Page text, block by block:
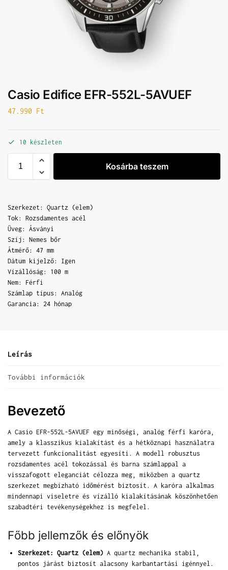
Casio Edifice EFR-552L-5AVUEF
47.990 Ft
10 készleten
Kosárba teszem
Szerkezet: Quartz (elem)
Tok: Rozsdamentes acél
Üveg: Ásványi
Szíj: Nemes bőr
Átmérő: 47 mm
Dátum kijelző: Igen
Vízállóság: 100 m
Nem: Férfi
Számlap típus: Analóg
Garancia: 24 hónap
Leírás
További információk
Bevezető
A Casio EFR-552L-5AVUEF egy minőségi, analóg férfi karóra,
amely a klasszikus kialakítást és a hétköznapi használatra
tervezett funkcionalitást egyesíti. A modell robusztus
rozsdamentes acél tokozással és barna számlappal a
visszafogott eleganciát célozza meg, miközben a quartz
szerkezet megbízható időmérést biztosít. A karóra alkalmas
mindennapi viseletre és vízálló kialakításának köszönhetően
szabadtéri tevékenységekhez is megfelel.
Főbb jellemzők és előnyök
Szerkezet: Quartz (elem) A quartz mechanika stabil,
pontos járást biztosít alacsony karbantartási igénnyel.